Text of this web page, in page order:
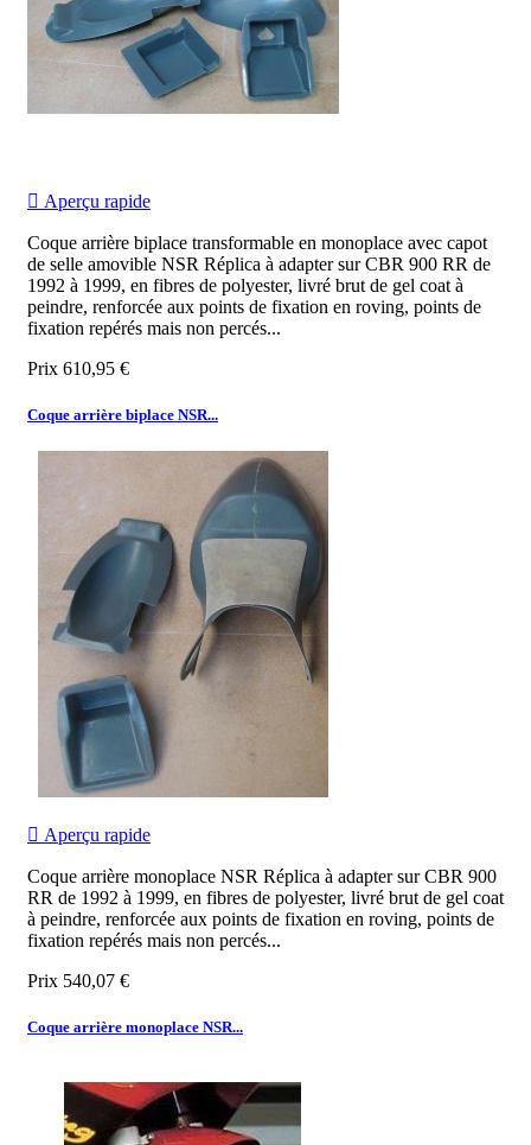
 Aperçu rapide
Coque arrière biplace transformable en monoplace avec capot
de selle amovible NSR Réplica à adapter sur CBR 900 RR de
1992 à 1999, en fibres de polyester, livré brut de gel coat à
peindre, renforcée aux points de fixation en roving, points de
fixation repérés mais non percés...
Prix 610,95 €
Coque arrière biplace NSR...
 Aperçu rapide
Coque arrière monoplace NSR Réplica à adapter sur CBR 900
RR de 1992 à 1999, en fibres de polyester, livré brut de gel coat
à peindre, renforcée aux points de fixation en roving, points de
fixation repérés mais non percés...
Prix 540,07 €
Coque arrière monoplace NSR...